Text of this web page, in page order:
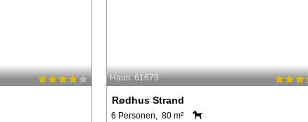
Haus: 61679
Rødhus Strand
6 Personen, 80 m²